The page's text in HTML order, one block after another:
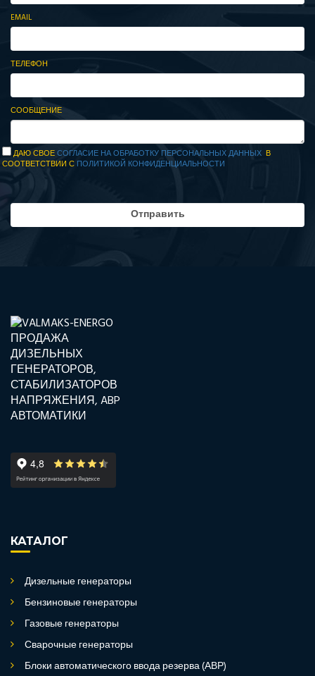
EMAIL
ТЕЛЕФОН
СООБЩЕНИЕ
ДАЮ СВОЕСОГЛАСИЕ НА ОБРАБОТКУ ПЕРСОНАЛЬНЫХ ДАННЫХ В
СООТВЕТСТВИИ С ПОЛИТИКОЙ КОНФИДЕНЦИАЛЬНОСТИ
КАТАЛОГ
Дизельные генераторы
Бензиновые генераторы
Газовые генераторы
Сварочные генераторы
Блоки автоматического ввода резерва (АВР)